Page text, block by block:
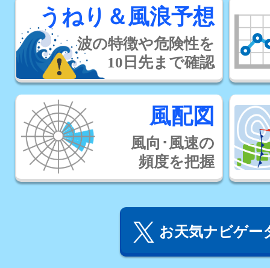
うねり＆風浪予想
波の特徴や危険性を
10日先まで確認
風配図
風向･風速の
頻度を把握
お天気ナビゲー